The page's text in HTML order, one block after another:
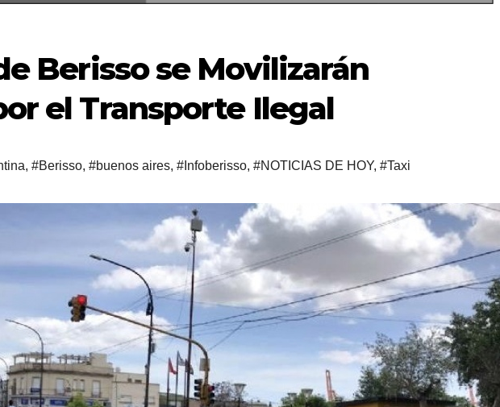
Berisso se Movilizarán
el Transporte Ilegal
, #Berisso, #buenos aires, #Infoberisso, #NOTICIAS DE HOY, #Taxi